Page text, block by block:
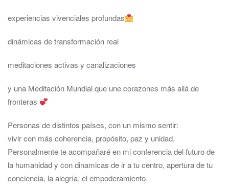
experiencias vivenciales profundas
dinámicas de transformación real
meditaciones activas y canalizaciones
y una Meditación Mundial que une corazones más allá de
fronteras
Personas de distintos países, con un mismo sentir:
vivir con más coherencia, propósito, paz y unidad.
Personalmente te acompañaré en mi conferencia del futuro de
la humanidad y con dinamicas de ir a tu centro, apertura de tu
conciencia, la alegría, el empoderamiento.